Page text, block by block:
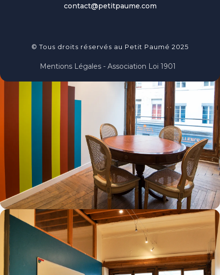
contact@petitpaume.com
© Tous droits réservés au Petit Paumé 2025
Mentions Légales - Association Loi 1901